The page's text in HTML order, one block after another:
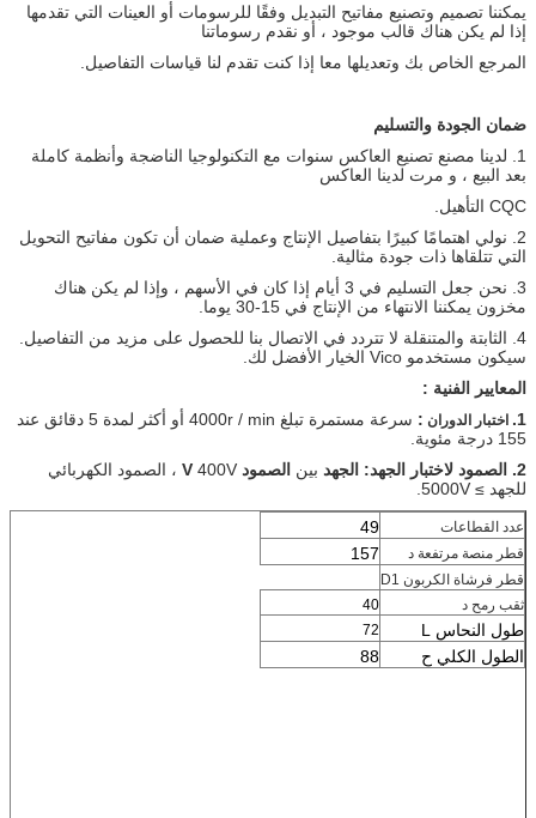
يمكننا تصميم وتصنيع مفاتيح التبديل وفقًا للرسومات أو العينات التي تقدمها
إذا لم يكن هناك قالب موجود ، أو نقدم رسوماتنا
المرجع الخاص بك وتعديلها معا إذا كنت تقدم لنا قياسات التفاصيل.
ضمان الجودة والتسليم
1. لدينا مصنع تصنيع العاكس سنوات مع التكنولوجيا الناضجة وأنظمة كاملة
بعد البيع ، و مرت لدينا العاكس
CQC التأهيل.
2. نولي اهتمامًا كبيرًا بتفاصيل الإنتاج وعملية ضمان أن تكون مفاتيح التحويل
التي تتلقاها ذات جودة مثالية.
3. نحن جعل التسليم في 3 أيام إذا كان في الأسهم ، وإذا لم يكن هناك
مخزون يمكننا الانتهاء من الإنتاج في 15-30 يوما.
4. الثابتة والمتنقلة لا تتردد في الاتصال بنا للحصول على مزيد من التفاصيل.
سيكون مستخدمو Vico الخيار الأفضل لك.
المعايير الفنية :
1. اختبار الدوران :
سرعة مستمرة تبلغ 4000r / min أو أكثر لمدة 5 دقائق عند
155 درجة مئوية.
2. الصمود لاختبار الجهد: الجهد
بين الصمود V
400V ، الصمود الكهربائي
للجهد ≥ 5000V.
عدد القطاعات 49
قطر منصة مرتفعة د 157
قطر فرشاة الكربون D1
ثقب رمح د 40
طول النحاس L 72
الطول الكلي ح 88